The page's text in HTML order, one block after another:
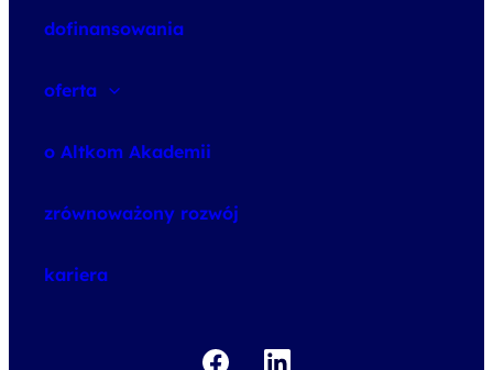
dofinansowania
oferta
o Altkom Akademii
zrównoważony rozwój
kariera